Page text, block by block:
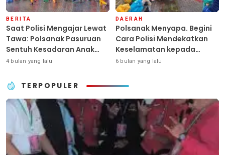
BERITA
Saat Polisi Mengajar Lewat
Tawa: Polsanak Pasuruan
Sentuh Kesadaran Anak
Sejak Dini
4 bulan yang lalu
DAERAH
Polsanak Menyapa. Begini
Cara Polisi Mendekatkan
Keselamatan kepada
Generasi Sejak Usia Dini
6 bulan yang lalu
TERPOPULER